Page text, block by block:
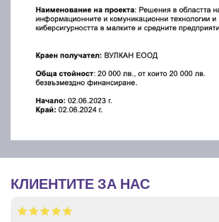
КЛИЕНТИТЕ ЗА НАС